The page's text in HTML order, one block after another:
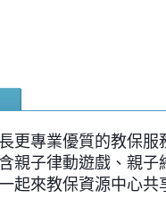
更專業優質的教保服
親子律動遊戲、親
起來教保資源中心共